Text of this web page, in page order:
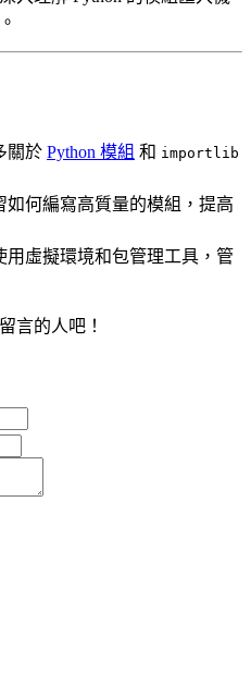
關於 Python 模組 和 importlib
如何編寫高質量的模組，提高
用虛擬環境和包管理工具，管
言的人吧！